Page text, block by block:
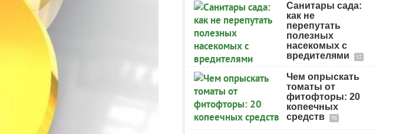
Санитары сада:
как не
перепутать
полезных
насекомых с
вредителями
12
Чем опрыскать
томаты от
фитофторы: 20
копеечных
средств
95